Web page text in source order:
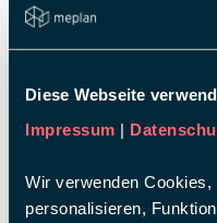
Diese Webseite
Impressum |
Wir verwenden
personalisieren,
Kommentare deaktiviert